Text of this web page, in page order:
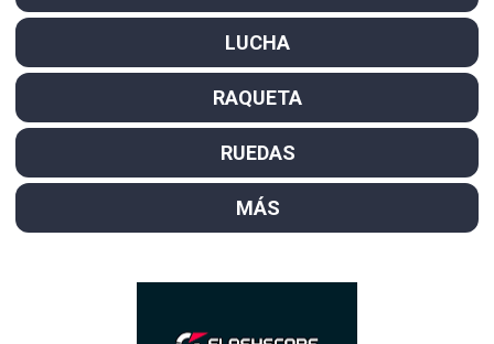
LUCHA
RAQUETA
RUEDAS
MÁS